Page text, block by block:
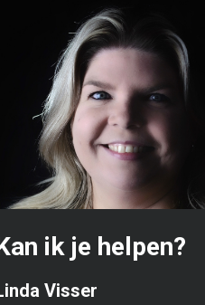
ik je helpen?
Visser